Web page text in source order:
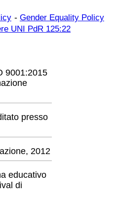
- Gender Equality Policy
UNI PdR 125:22
9001:2015
presso
2012
educativo
di